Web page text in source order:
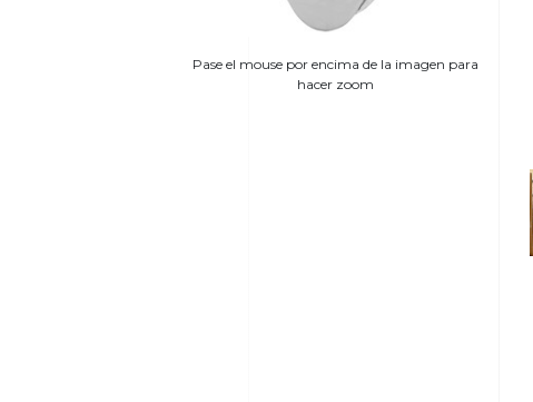
Pase el mouse por encima de la imagen para
hacer zoom